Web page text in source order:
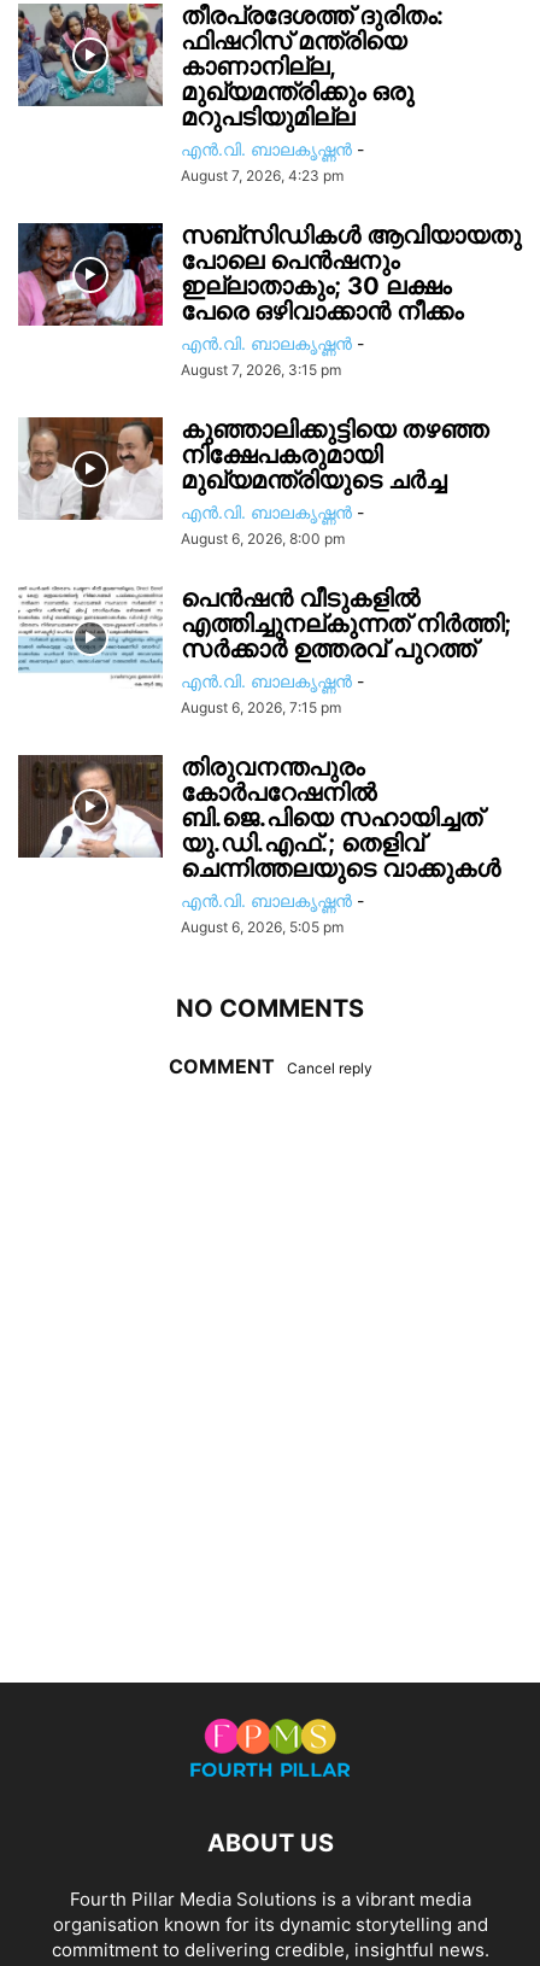
തീരപ്രദേശത്ത് ദുരിതം:
ഫിഷറിസ്‌ മന്ത്രിയെ
കാണാനില്ല,
മുഖ്യമന്ത്രിക്കും ഒരു
മറുപടിയുമില്ല
എൻ.വി. ബാലകൃഷ്ണൻ -
August 7, 2026, 4:23 pm
സബ്സിഡികൾ ആവിയായതു
പോലെ പെൻഷനും
ഇല്ലാതാകും; 30 ലക്ഷം
പേരെ ഒഴിവാക്കാൻ നീക്കം
എൻ.വി. ബാലകൃഷ്ണൻ -
August 7, 2026, 3:15 pm
കുഞ്ഞാലിക്കുട്ടിയെ തഴഞ്ഞ
നിക്ഷേപകരുമായി
മുഖ്യമന്ത്രിയുടെ ചർച്ച
എൻ.വി. ബാലകൃഷ്ണൻ -
August 6, 2026, 8:00 pm
പെൻഷൻ വീടുകളിൽ
എത്തിച്ചുനല്കുന്നത് നിർത്തി;
സര്‍ക്കാർ ഉത്തരവ് പുറത്ത്
എൻ.വി. ബാലകൃഷ്ണൻ -
August 6, 2026, 7:15 pm
തിരുവനന്തപുരം
കോർപറേഷനിൽ
ബി.ജെ.പിയെ സഹായിച്ചത്
യു.ഡി.എഫ്.; തെളിവ്
ചെന്നിത്തലയുടെ വാക്കുകൾ
എൻ.വി. ബാലകൃഷ്ണൻ -
August 6, 2026, 5:05 pm
NO COMMENTS
COMMENT Cancel reply
ABOUT US
Fourth Pillar Media Solutions is a vibrant media
organisation known for its dynamic storytelling and
commitment to delivering credible, insightful news.